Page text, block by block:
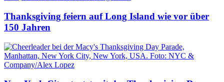
Thanksgiving feiern auf Long Island wie vor über
150 Jahren